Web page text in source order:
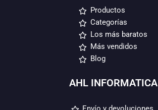
Productos
Categorías
Los más baratos
Más vendidos
Blog
AHL INFORMATICA